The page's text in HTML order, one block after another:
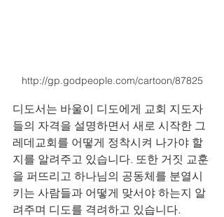
http://gp.godpeople.com/cartoon/87825
디도서는 바울이 디도에게 교회 지도자
들의 자격을 설명하면서 새로 시작한 그
레데교회를 어떻게 정착시켜 나가야 할
지를 알려주고 있습니다. 또한 거짓 교훈
을 퍼뜨리고 하나님의 공동체를 분열시
키는 사람들과 어떻게 맞서야 하는지 알
려주며 디도를 격려하고 있습니다.